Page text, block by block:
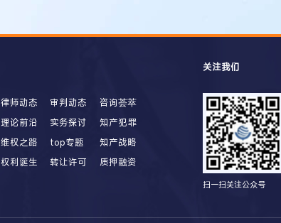
律师动态 审判动态
咨询荟萃
理论前沿 实务探讨
知产犯罪
维权之路 top专题
知产战略
权利诞生 转让许可
质押融资
关注我们
扫一扫关注公众号